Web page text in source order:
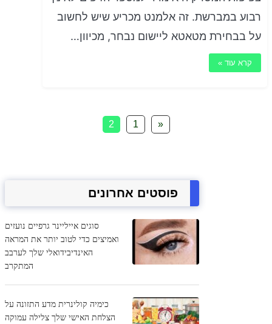
רבוע במברשת. זה אלמנט מכריע שיש לחשוב
על בבחירת מטאטא ליישום נבחר, מכיוון…
קרא עוד »
«
1
2
פוסטים אחרונים
סוגים אייליינר גרפיים נועזים
ואמיצים כדי לטוב יותר את המראה
האינדיבידואלי שלך לערבב
המתקרב
כימיה קולינרית מדע התזונה על
הצלחת האישי שלך צלילה עמוקה